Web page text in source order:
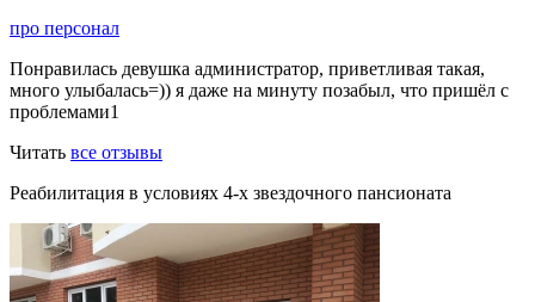
про персонал
Понравилась девушка администратор, приветливая такая,
много улыбалась=)) я даже на минуту позабыл, что пришёл с
проблемами1
Читать все отзывы
Реабилитация в условиях 4-х звездочного пансионата